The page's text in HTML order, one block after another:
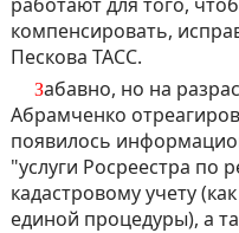
компенсировать,
Пескова ТАСС.
Забавно, но на разрастающийся скандал ведомстве
Абрамченко
появилось
"услуги Росреестра по
кадастровому учету
единой процедуры), а